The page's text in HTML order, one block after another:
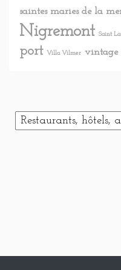
saintes maries de la
Nigremont Saint
port Villa Vilmer vintage